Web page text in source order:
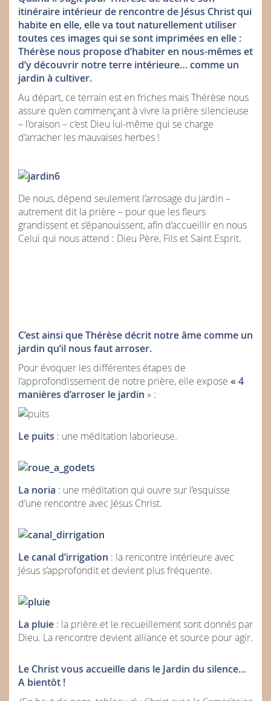
itinéraire intérieur de rencontre de Jésus Christ qui
habite en elle, elle va tout naturellement utiliser
toutes ces images qui se sont imprimées en elle :
Thérèse nous propose d’habiter en nous-mêmes et
d’y découvrir notre terre intérieure… comme un
jardin à cultiver.
Au départ, ce terrain est en friches mais Thérèse nous
assure qu’en commençant à vivre la prière silencieuse
– l’oraison – c’est Dieu lui-même qui se charge
d’arracher les mauvaises herbes !
De nous, dépend seulement l’arrosage du jardin –
autrement dit la prière – pour que les fleurs
grandissent et s’épanouissent, afin d’accueillir en nous
Celui qui nous attend : Dieu Père, Fils et Saint Esprit.
C’est ainsi que Thérèse décrit notre âme comme un
jardin qu’il nous faut arroser.
Pour évoquer les différentes étapes de
l’approfondissement de notre prière, elle expose « 4
manières d’arroser le jardin » :
Le puits : une méditation laborieuse.
La noria : une méditation qui ouvre sur l’esquisse
d’une rencontre avec Jésus Christ.
Le canal d’irrigation : la rencontre intérieure avec
Jésus s’approfondit et devient plus fréquente.
La pluie : la prière et le recueillement sont donnés par
Dieu. La rencontre devient alliance et source pour agir.
Le Christ vous accueille dans le Jardin du silence…
A bientôt !